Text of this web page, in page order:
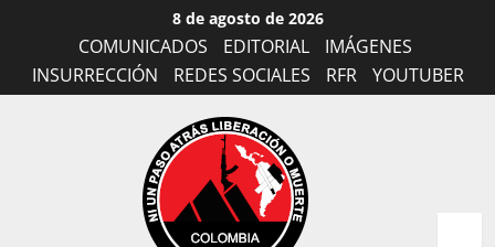
contenido
8 de agosto de 2026
COMUNICADOS EDITORIAL
IMÁGENES
INSURRECCIÓN
REDES SOCIALES RFR YOUTUBER